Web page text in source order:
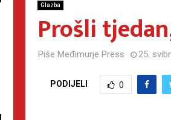
Glazba
Prošli
Piše Međimurje Press 25.
PODIJELI 0